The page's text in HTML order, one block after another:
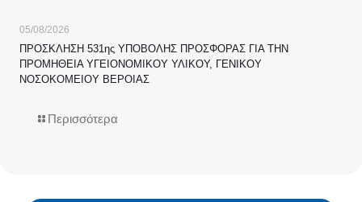
05/08/2026
ΠΡΟΣΚΛΗΣΗ 531ης ΥΠΟΒΟΛΗΣ ΠΡΟΣΦΟΡΑΣ ΓΙΑ ΤΗΝ
ΠΡΟΜΗΘΕΙΑ ΥΓΕΙΟΝΟΜΙΚΟΥ ΥΛΙΚΟΥ, ΓΕΝΙΚΟΥ
ΝΟΣΟΚΟΜΕΙΟΥ ΒΕΡΟΙΑΣ
Περισσότερα